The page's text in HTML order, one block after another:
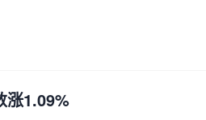
涨1.09%